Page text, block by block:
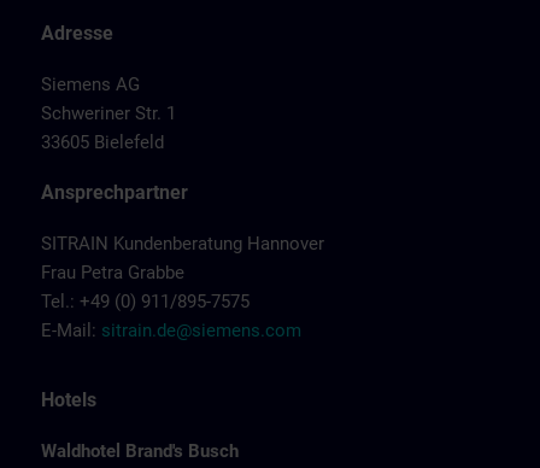
Adresse
Siemens AG
Schweriner Str. 1
33605 Bielefeld
Ansprechpartner
SITRAIN Kundenberatung Hannover
Frau Petra Grabbe
Tel.: +49 (0) 911/895-7575
E-Mail: sitrain.de@siemens.com
Hotels
Waldhotel Brand's Busch